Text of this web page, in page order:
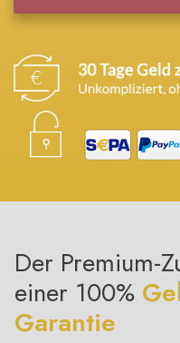
Der Premium-
einer 100%
Garantie